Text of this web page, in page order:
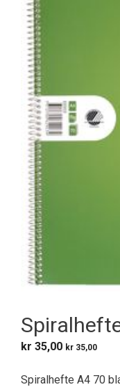
kr 35,00 kr 35,00
Spiralhefte A4 70